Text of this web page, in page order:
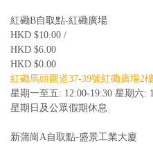
紅磡B自取點-紅磡廣場
HKD $10.00 /
HKD $6.00
HKD $0.00
紅磡馬頭圍道37-39號紅磡廣場2
星期一至五: 12:00-19:30 星期六:
星期日及公眾假期休息
新蒲崗A自取點-盛景工業大廈